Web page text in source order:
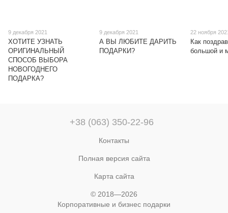
9 декабря 2021
ХОТИТЕ УЗНАТЬ
ОРИГИНАЛЬНЫЙ
СПОСОБ ВЫБОРА
НОВОГОДНЕГО
ПОДАРКА?
9 декабря 2021
А ВЫ ЛЮБИТЕ ДАРИТЬ
ПОДАРКИ?
22 ноября
Как
большой и
+38 (063) 350-22-96
Контакты
Полная версия сайта
Карта сайта
© 2018—2026
Корпоративные и бизнес подарки